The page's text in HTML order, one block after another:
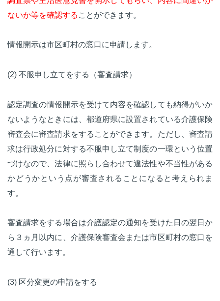
ないか等を確認する ことができます。
情報開示は市区町村の窓口に申請します。
(2) 不服申し立てをする（審査請求）
認定調査の情報開示を受けて内容を確認しても納得がいか
ないようなときには、都道府県に設置されている介護保険
審査会に審査請求をすることができます。ただし、審査請
求は行政処分に対する不服申し立て制度の一環という位置
づけなので、法律に照らし合わせて違法性や不当性がある
かどうかという点が審査されることになると考えられま
す。
審査請求をする場合は介護認定の通知を受けた日の翌日か
ら３ヵ月以内に、介護保険審査会または市区町村の窓口を
通して行います。
(3) 区分変更の申請をする